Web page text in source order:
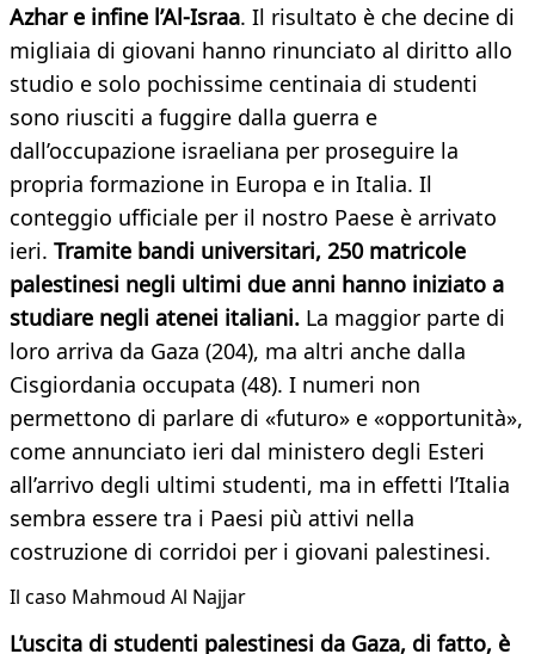
Azhar e infine l’Al-Israa. Il risultato è che decine di
migliaia di giovani hanno rinunciato al diritto allo
studio e solo pochissime centinaia di studenti
sono riusciti a fuggire dalla guerra e
dall’occupazione israeliana per proseguire la
propria formazione in Europa e in Italia. Il
conteggio ufficiale per il nostro Paese è arrivato
ieri. Tramite bandi universitari, 250 matricole
palestinesi negli ultimi due anni hanno iniziato a
studiare negli atenei italiani. La maggior parte di
loro arriva da Gaza (204), ma altri anche dalla
Cisgiordania occupata (48). I numeri non
permettono di parlare di «futuro» e «opportunità»,
come annunciato ieri dal ministero degli Esteri
all’arrivo degli ultimi studenti, ma in effetti l’Italia
sembra essere tra i Paesi più attivi nella
costruzione di corridoi per i giovani palestinesi.
Il caso Mahmoud Al Najjar
L’uscita di studenti palestinesi da Gaza, di fatto, è